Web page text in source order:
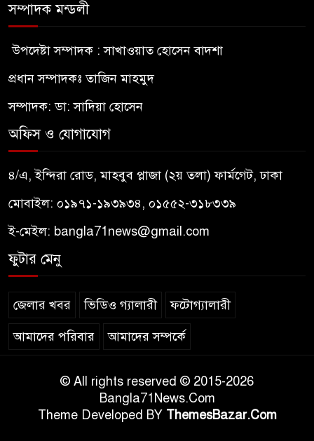
সম্পাদক মন্ডলী
উপদেষ্টা সম্পাদক : সাখাওয়াত হোসেন বাদশা
প্রধান সম্পাদকঃ তাজিন মাহমুদ
সম্পাদক: ডা: সাদিয়া হোসেন
অফিস ও যোগাযোগ
৪/এ, ইন্দিরা রোড, মাহবুব প্লাজা (২য় তলা) ফার্মগেট, ঢাকা
মোবাইল: ০১৯৭১-১৯৩৯৩৪, ০১৫৫২-৩১৮৩৩৯
ই-মেইল: bangla71news@gmail.com
ফুটার মেনু
জেলার খবর ভিডিও গ্যালারী ফটোগ্যালারী
আমাদের পরিবার আমাদের সম্পর্কে
© All rights reserved © 2015-2026
Bangla71News.Com
Theme Developed BY ThemesBazar.Com